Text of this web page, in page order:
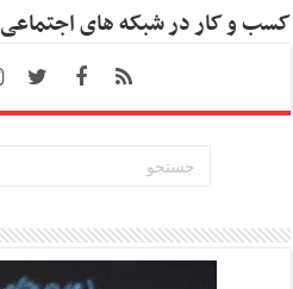
کسب و کار در شبکه های اجتماعی